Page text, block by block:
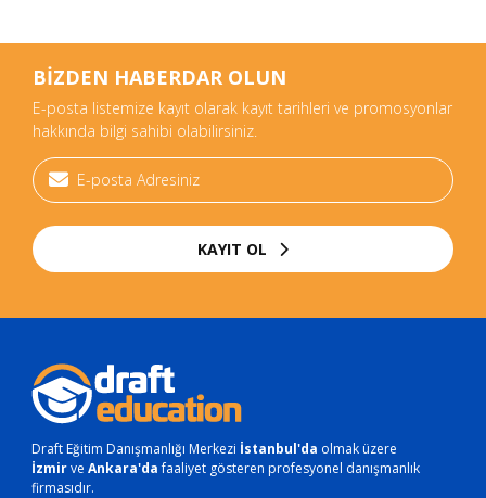
BİZDEN HABERDAR OLUN
E-posta listemize kayıt olarak kayıt tarihleri ve promosyonlar
hakkında bilgi sahibi olabilirsiniz.
KAYIT OL
Draft Eğitim Danışmanlığı Merkezi İstanbul'da olmak üzere
İzmirve Ankara'dafaaliyet gösteren profesyonel danışmanlık
firmasıdır.